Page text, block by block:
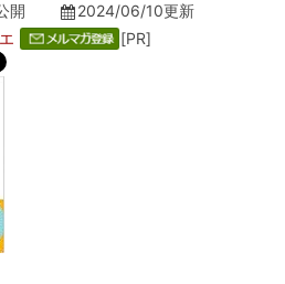
開 2024/06/10更新
[PR]